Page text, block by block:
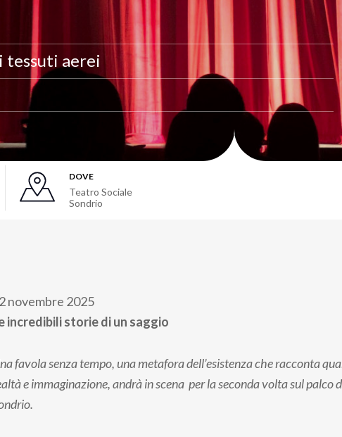
tessuti aerei
DOVE
Teatro Sociale
Sondrio
novembre 2025
incredibili storie di un saggio
favola senza tempo, una metafora dell’esistenza che racconta
e immaginazione, andrà in scena per la seconda volta sul palco